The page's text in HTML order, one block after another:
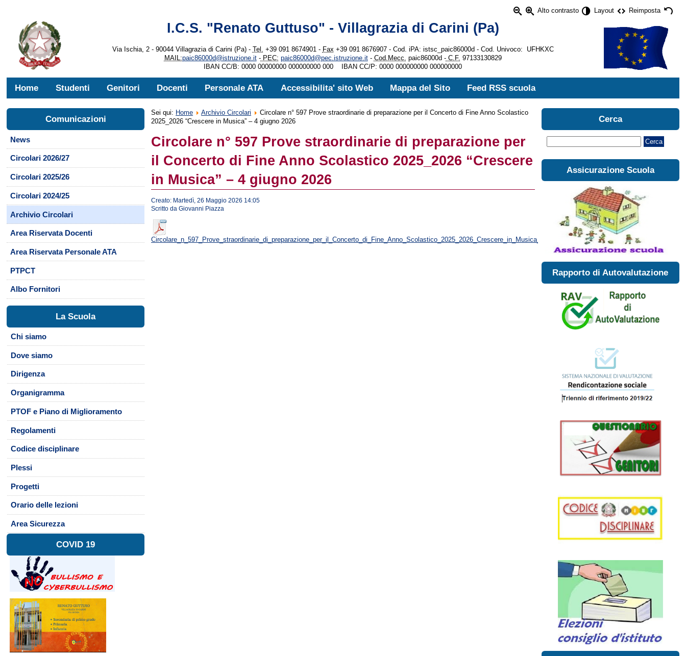
Alto contrasto Layout Reimposta
I.C.S. "Renato Guttuso" - Villagrazia di Carini (Pa)
Via Ischia, 2 - 90044 Villagrazia di Carini (Pa) - Tel. +39 091 8674901 - Fax+39 091 8676907 - Cod. iPA: istsc_paic86000d - Cod. Univoco: UFHKXC
MAIL:paic86000d@istruzione.it-PEC: paic86000d@pec.istruzione.it- Cod.Mecc. paic86000d -C.F. 97133130829
IBAN CC/B: 0000 00000000 000000000 000 IBAN CC/P: 0000 000000000 000000000
Home Studenti Genitori Docenti Personale ATA Accessibilita' sito Web Mappa del Sito Feed RSS scuola
Sei qui: Home Archivio Circolari
Circolare n° 597 Prove straordinarie di preparazione per il Concerto di Fine Anno Scolastico
2025_2026 “Crescere in Musica” – 4 giugno 2026
Circolare n° 597 Prove straordinarie di preparazione per
il Concerto di Fine Anno Scolastico 2025_2026 “Crescere
in Musica” – 4 giugno 2026
Creato: Martedì, 26 Maggio 2026 14:05
Scritto da Giovanni Piazza
Circolare_n_597_Prove_straordinarie_di_preparazione_per_il_Concerto_di_Fine_Anno_Scolastico_2025_2026_Crescere_in_Musica__4_giugno_2026.pdf
Comunicazioni
News
Circolari 2026/27
Circolari 2025/26
Circolari 2024/25
Archivio Circolari
Area Riservata Docenti
Area Riservata Personale ATA
PTPCT
Albo Fornitori
La Scuola
Chi siamo
Dove siamo
Dirigenza
Organigramma
PTOF e Piano di Miglioramento
Regolamenti
Codice disciplinare
Plessi
Progetti
Orario delle lezioni
Area Sicurezza
COVID 19
Cerca
Cerca
Assicurazione Scuola
Rapporto di Autovalutazione